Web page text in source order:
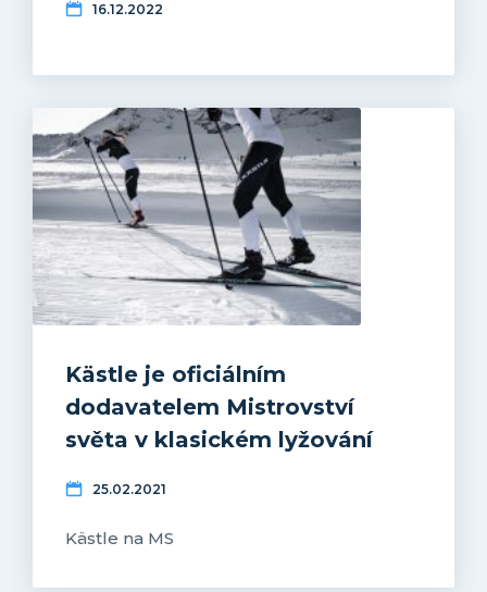
16.12.2022
Kästle je oficiálním
dodavatelem Mistrovství
světa v klasickém lyžování
25.02.2021
Kästle na MS